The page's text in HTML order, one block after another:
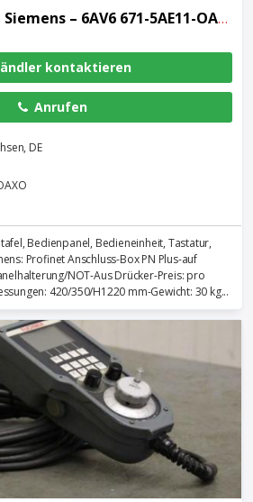
Anschluss-Box von Siemens – 6AV6 671-5AE11-OAXO
kontaktieren
Anrufen
DE
Bedienpanel, Bedieneinheit, Tastatur,
Profinet Anschluss-Box PN Plus-auf
NOT-Aus Drücker-Preis: pro
420/350/H1220 mm-Gewicht: 30 kg...